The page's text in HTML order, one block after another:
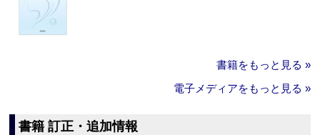
書籍をもっと見る »
電子メディアをもっと見る »
書籍 訂正・追加情報